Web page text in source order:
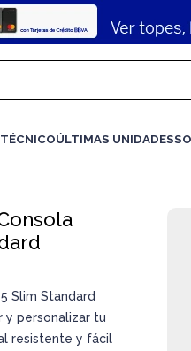
ÚLTIMAS UNIDADES
Slim Standard
y personalizar tu
resistente y fácil